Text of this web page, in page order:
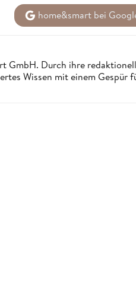
home&smart bei
GmbH. Durch ihre
Wissen mit einem Gespür